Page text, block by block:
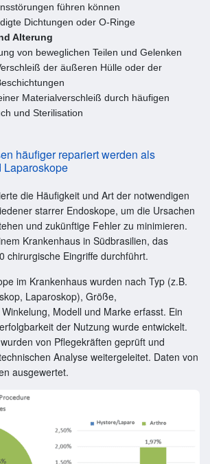
führen können
Dichtungen oder O-Ringe
Alterung
von beweglichen Teilen und Gelenken
der äußeren Hülle oder der
Materialverschleiß durch häufigen
und Sterilisation
häufiger repariert werden als
Laparoskope
die Häufigkeit und Art der notwendigen
starrer Endoskope, um die Ursachen
und zukünftige Fehler zu minimieren.
Krankenhaus in Südbrasilien, das
chirurgische Eingriffe durchführt.
im Krankenhaus wurden nach Typ (z.B.
Laparoskop), Größe,
Modell und Marke erfasst. Ein
der Nutzung wurde entwickelt.
von Pflegekräften geprüft und
Analyse weitergeleitet. Daten von
ausgewertet.